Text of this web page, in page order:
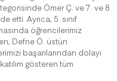
Ömer Ç. ve 7. ve 8.
etti. Ayrıca, 5. sınıf
öğrencilerimiz
Defne Ö. üstün
başarılarından dolayı
gösteren tüm